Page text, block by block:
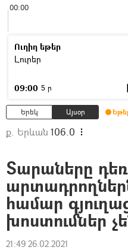
00:00
Ուղիղ եթեր
Լուրեր
09:00 5 ր
Երեկ Այսօր
ք. Երևան 106.0
Տարաները դեռ
համար
խոստումներ
21:49 26.02.2021